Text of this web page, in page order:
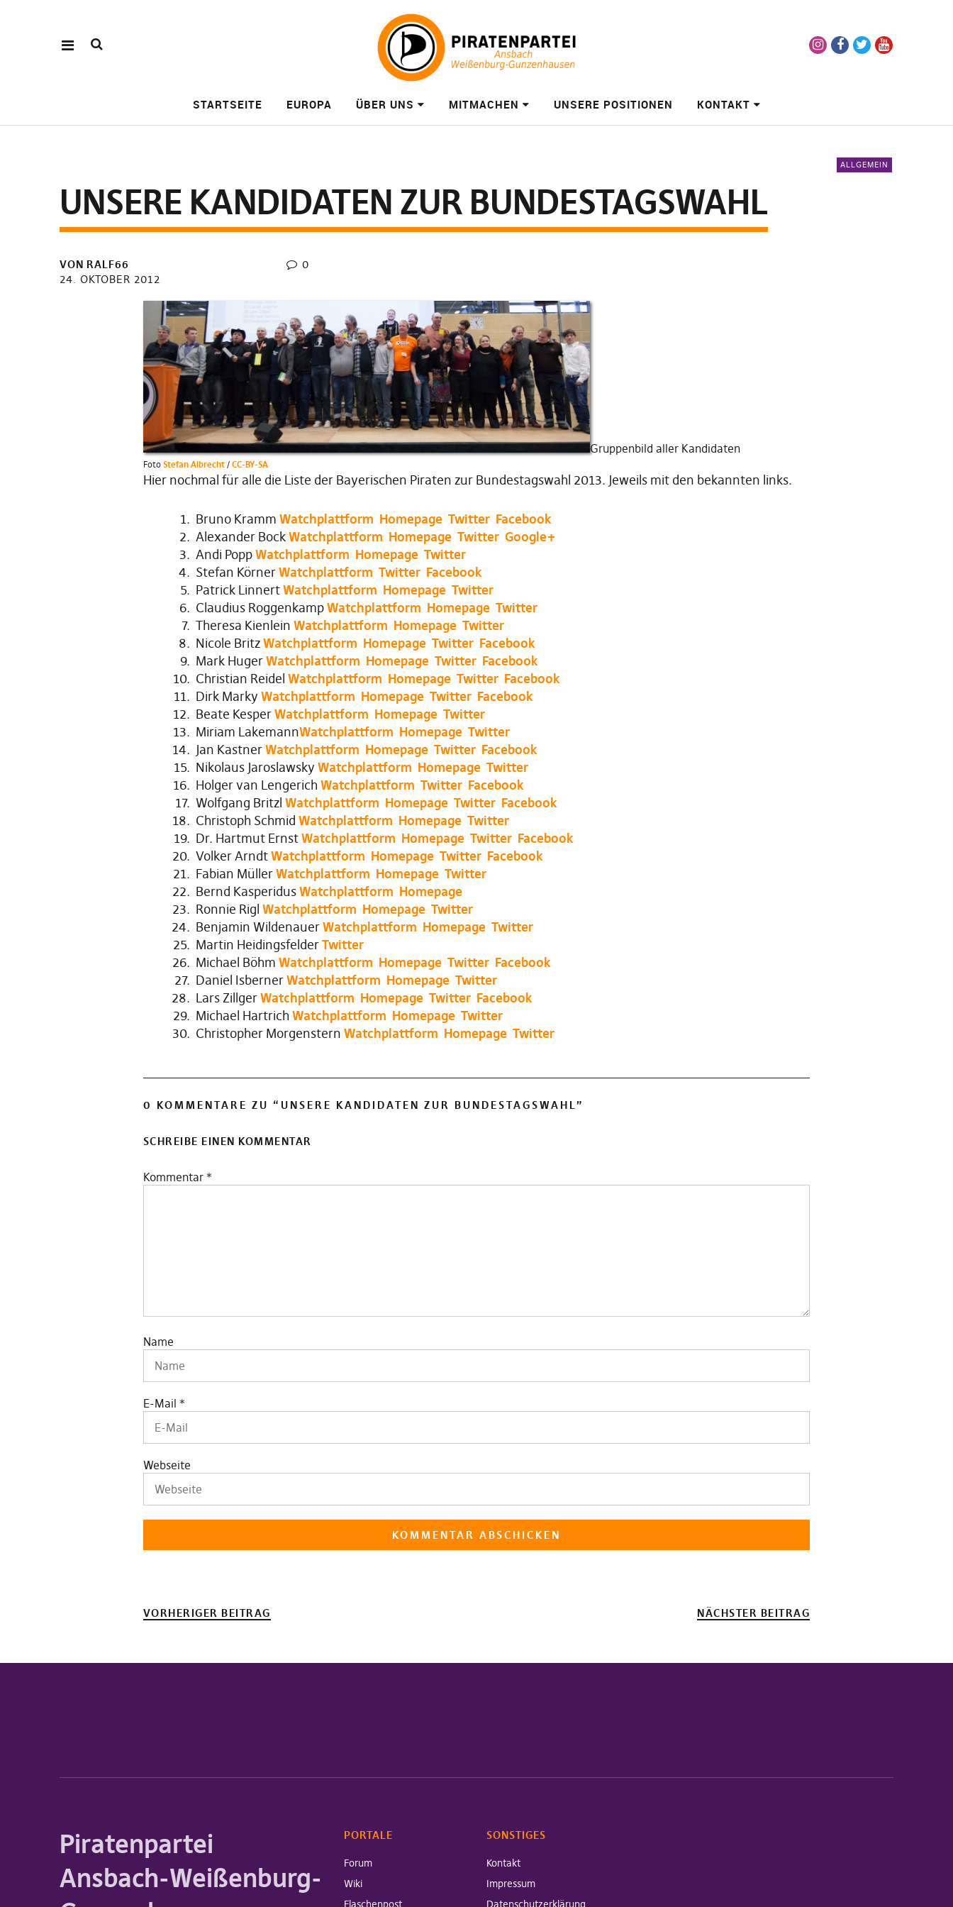
STARTSEITE EUROPA ÜBER UNS MITMACHEN UNSERE POSITIONEN KONTAKT
ALLGEMEIN
UNSERE KANDIDATEN ZUR BUNDESTAGSWAHL
VON RALF66
24. OKTOBER 2012
0
Gruppenbild aller Kandidaten
Foto Stefan Albrecht/ CC-BY-SA
Hier nochmal für alle die Liste der Bayerischen Piraten zur Bundestagswahl 2013. Jeweils mit den bekannten links.
Bruno Kramm Watchplattform Homepage Twitter Facebook
Alexander BockWatchplattform Homepage Twitter Google+
Andi PoppWatchplattform Homepage Twitter
Stefan KörnerWatchplattform Twitter Facebook
Patrick LinnertWatchplattform Homepage Twitter
Claudius RoggenkampWatchplattform Homepage Twitter
Theresa Kienlein Watchplattform Homepage Twitter
Nicole BritzWatchplattform Homepage Twitter Facebook
Mark HugerWatchplattform Homepage Twitter Facebook
Christian Reidel Watchplattform Homepage Twitter Facebook
Dirk Marky Watchplattform Homepage Twitter Facebook
Beate KesperWatchplattform Homepage Twitter
Miriam LakemannWatchplattform Homepage Twitter
Jan KastnerWatchplattform Homepage Twitter Facebook
Nikolaus Jaroslawsky Watchplattform Homepage Twitter
Holger van Lengerich Watchplattform Twitter Facebook
Wolfgang Britzl Watchplattform Homepage Twitter Facebook
Christoph Schmid Watchplattform Homepage Twitter
Dr. Hartmut ErnstWatchplattform Homepage Twitter Facebook
Volker ArndtWatchplattform Homepage Twitter Facebook
Fabian MüllerWatchplattform Homepage Twitter
Bernd KasperidusWatchplattform Homepage
Ronnie Rigl Watchplattform Homepage Twitter
Benjamin WildenauerWatchplattform Homepage Twitter
Martin HeidingsfelderTwitter
Michael Böhm Watchplattform Homepage Twitter Facebook
Daniel IsbernerWatchplattform Homepage Twitter
Lars ZillgerWatchplattform Homepage Twitter Facebook
Michael Hartrich Watchplattform Homepage Twitter
Christopher Morgenstern Watchplattform Homepage Twitter
0 KOMMENTARE ZU “ UNSERE KANDIDATEN ZUR BUNDESTAGSWAHL”
SCHREIBE EINEN KOMMENTAR
Kommentar *
Name
E-Mail *
Webseite
VORHERIGER BEITRAG NÄCHSTER BEITRAG
Piratenpartei
Ansbach-Weißenburg-
PORTALE
Forum
Wiki
SONSTIGES
Kontakt
Impressum